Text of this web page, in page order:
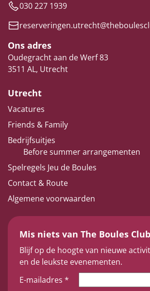
030 227 1939
Ons adres
Oudegracht aan de Werf 83
3511 AL, Utrecht
Utrecht
Vacatures
Friends & Family
Bedrijfsuitjes
Before summer arrangementen
Spelregels Jeu de Boules
Contact & Route
Algemene voorwaarden
Mis niets van The Boules
Blijf op de hoogte van nieuwe
en de leukste evenementen.
E-mailadres *